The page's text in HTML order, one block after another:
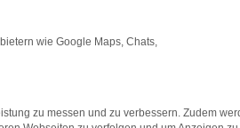
die Seite in einem anderen Browser
wie Google Maps, Chats,
zu messen und zu verbessern. Zudem